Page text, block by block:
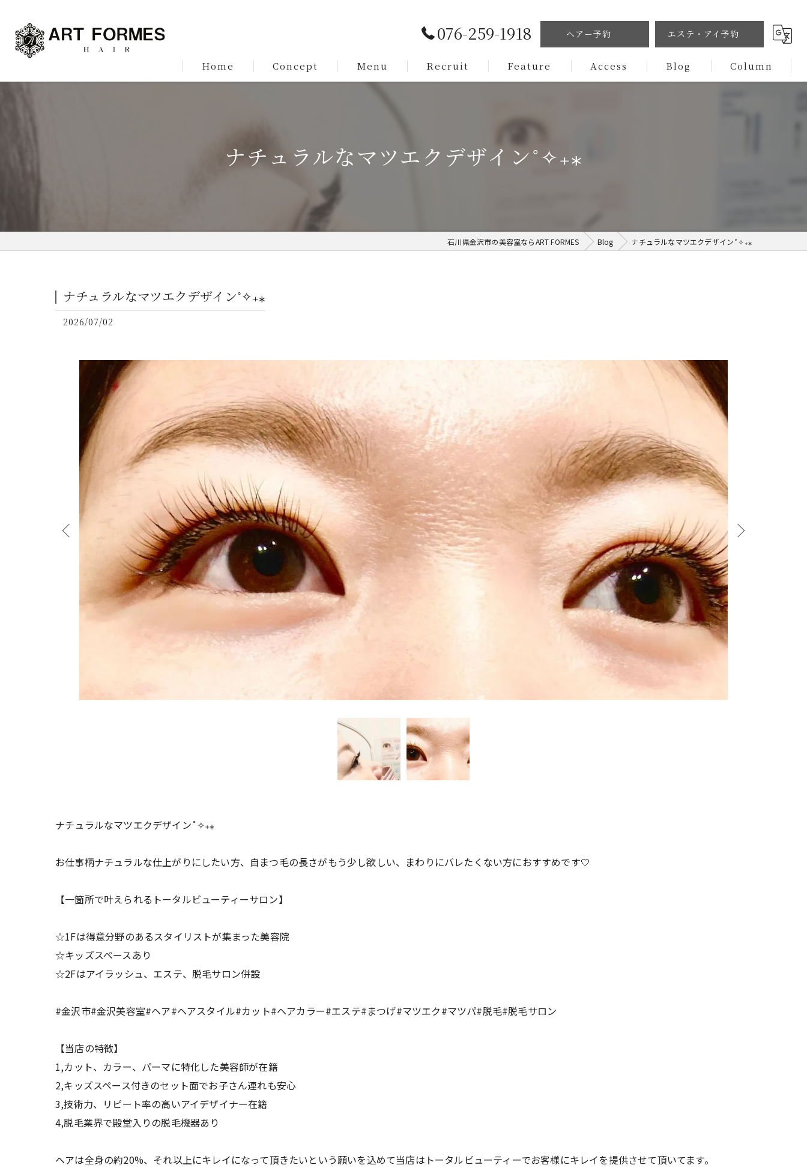
076-259-1918 ヘアー予約 エステ・アイ予約
Home Concept Menu Recruit Feature
脱毛
Access Blog Column
ナチュラルなマツエクデザイン˚✧₊⁎
石川県金沢市の美容室ならART FORMES Blog ナチュラルなマツエクデザイン˚✧₊⁎
ナチュラルなマツエクデザイン˚✧₊⁎
2026/07/02
ナチュラルなマツエクデザイン˚✧₊⁎
お仕事柄ナチュラルな仕上がりにしたい方、自まつ毛の長さがもう少し欲しい、まわりにバレたくない方におすすめです🤍
【一箇所で叶えられるトータルビューティーサロン】
☆1Fは得意分野のあるスタイリストが集まった美容院
☆キッズスペースあり
☆2Fはアイラッシュ、エステ、脱毛サロン併設
#金沢市#金沢美容室#ヘア#ヘアスタイル#カット#ヘアカラー#エステ#まつげ#マツエク#マツパ#脱毛#脱毛サロン
【当店の特徴】
1,カット、カラー、パーマに特化した美容師が在籍
2,キッズスペース付きのセット面でお子さん連れも安心
3,技術力、リピート率の高いアイデザイナー在籍
4,脱毛業界で殿堂入りの脱毛機器あり
ヘアは全身の約20%、それ以上にキレイになって頂きたいという願いを込めて当店はトータルビューティーでお客様にキレイを提供させて頂いてます。